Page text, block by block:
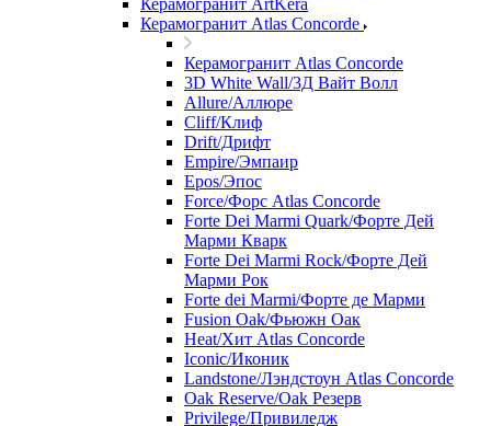
Керамогранит ArtKera
Керамогранит Atlas Concorde
Керамогранит Atlas Concorde
3D White Wall/3Д Вайт Волл
Allure/Аллюрe
Cliff/Клиф
Drift/Дрифт
Empire/Эмпаир
Epos/Эпос
Force/Фoрс Atlas Concorde
Forte Dei Marmi Quark/Форте Дей
Марми Кварк
Forte Dei Marmi Rock/Форте Дей
Марми Рок
Forte dei Marmi/Форте де Марми
Fusion Oak/Фьюжн Оак
Heat/Xит Atlas Concorde
Iconic/Иконик
Landstone/Лэндстоун Atlas Concorde
Oak Reserve/Оak Резepв
Privilege/Привиледж